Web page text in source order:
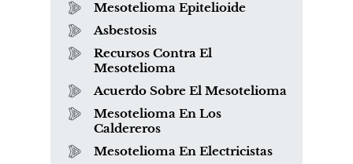
Mesotelioma Epitelioide
Asbestosis
Recursos Contra El
Mesotelioma
Acuerdo Sobre El Mesotelioma
Mesotelioma En Los
Caldereros
Mesotelioma En Electricistas